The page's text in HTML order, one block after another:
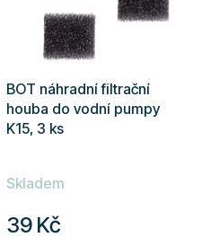
BOT náhradní filtrační
houba do vodní pumpy
K15, 3 ks
Skladem
39 Kč